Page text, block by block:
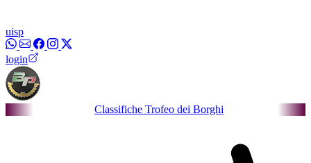
uisp
login
Classifiche Trofeo dei Borghi